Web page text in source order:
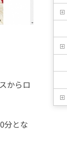
からロ
分とな